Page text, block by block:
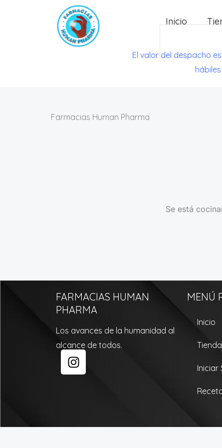
Inicio
El valor del despacho
Farmacias Human Pharma
Se está
FARMACIAS HUMAN
PHARMA
Los avances de la humanidad al
alcance de todos.
I
n
r
MENÚ
Inicio
Tienda
Iniciar